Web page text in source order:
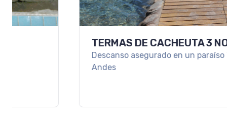
TERMAS DE CACHEUTA 3 NOCHES A
Descanso asegurado en un paraíso Termal en